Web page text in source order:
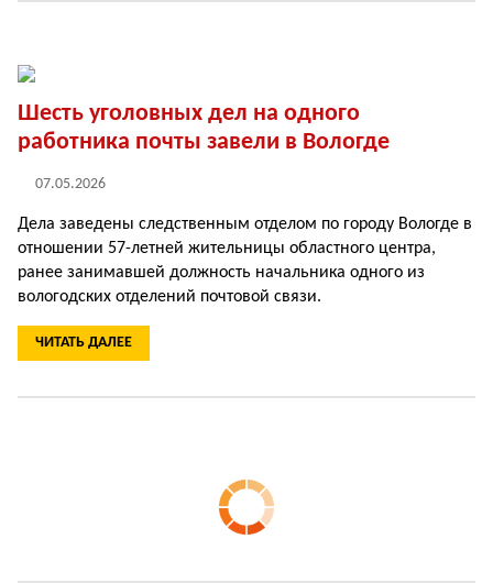
Шесть уголовных дел на одного
работника почты завели в Вологде
07.05.2026
Дела заведены следственным отделом по городу Вологде в
отношении 57-летней жительницы областного центра,
ранее занимавшей должность начальника одного из
вологодских отделений почтовой связи.
ЧИТАТЬ ДАЛЕЕ